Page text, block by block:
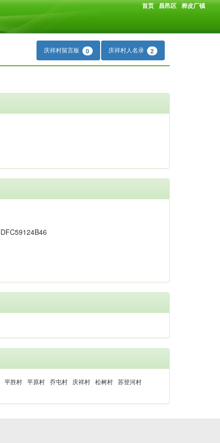
首页 昌邑区 桦皮厂镇
庆祥村留言板 0 庆祥村人名录 2
平胜村 平原村 乔屯村 庆祥村 松树村 苏登河村